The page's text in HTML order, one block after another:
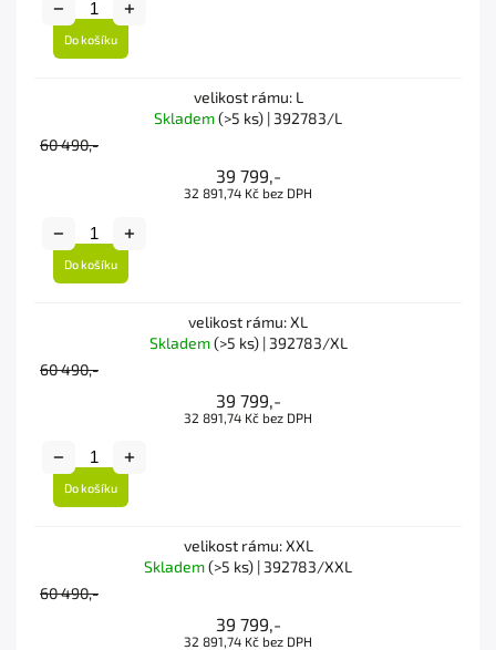
Do košíku
velikost rámu: L
Skladem(>5 ks) | 392783/L
60 490,-
39 799,-
32 891,74 Kč bez DPH
Do košíku
velikost rámu: XL
Skladem(>5 ks)| 392783/XL
60 490,-
39 799,-
32 891,74 Kč bez DPH
Do košíku
velikost rámu: XXL
Skladem(>5 ks) | 392783/XXL
60 490,-
39 799,-
32 891,74 Kč bez DPH